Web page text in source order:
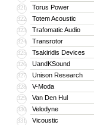
321 Torus Power
322 Totem Acoustic
323 Trafomatic Audio
324 Transrotor
325 Tsakiridis Devices
326 UandKSound
327 Unison Research
328 V-Moda
329 Van Den Hul
330 Velodyne
331 Vicoustic